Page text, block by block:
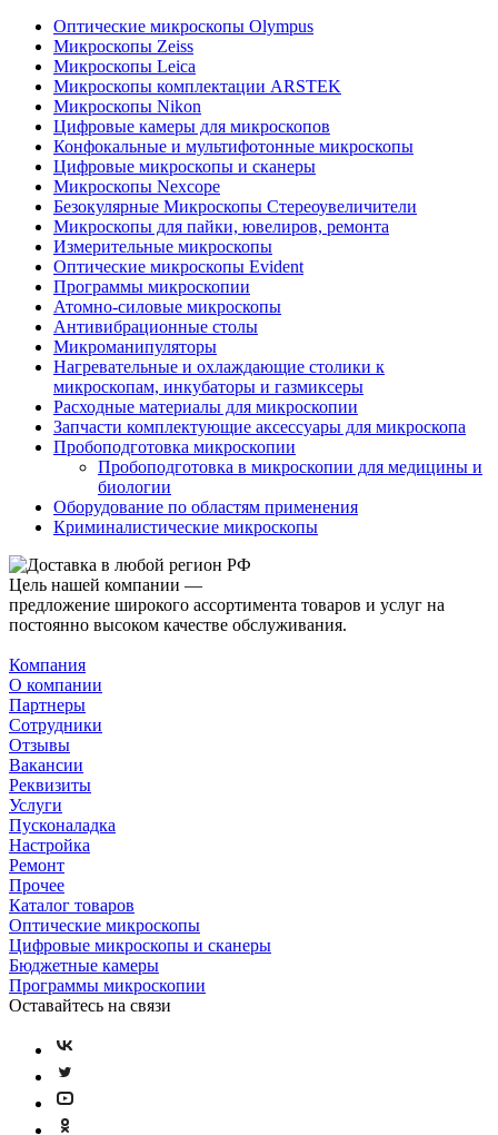
Оптические микроскопы Olympus
Микроскопы Zeiss
Микроскопы Leica
Микроскопы комплектации ARSTEK
Микроскопы Nikon
Цифровые камеры для микроскопов
Конфокальные и мультифотонные микроскопы
Цифровые микроскопы и сканеры
Микроскопы Nexcope
Безокулярные Микроскопы Стереоувеличители
Микроскопы для пайки, ювелиров, ремонта
Измерительные микроскопы
Оптические микроскопы Evident
Программы микроскопии
Атомно-силовые микроскопы
Антивибрационные столы
Микроманипуляторы
Нагревательные и охлаждающие столики к
микроскопам, инкубаторы и газмиксеры
Расходные материалы для микроскопии
Запчасти комплектующие аксессуары для микроскопа
Пробоподготовка микроскопии
Пробоподготовка в микроскопии для медицины и
биологии
Оборудование по областям применения
Криминалистические микроскопы
Цель нашей компании —
предложение широкого ассортимента товаров и услуг на
постоянно высоком качестве обслуживания.
Компания
О компании
Партнеры
Сотрудники
Отзывы
Вакансии
Реквизиты
Услуги
Пусконаладка
Настройка
Ремонт
Прочее
Каталог товаров
Оптические микроскопы
Цифровые микроскопы и сканеры
Бюджетные камеры
Программы микроскопии
Оставайтесь на связи